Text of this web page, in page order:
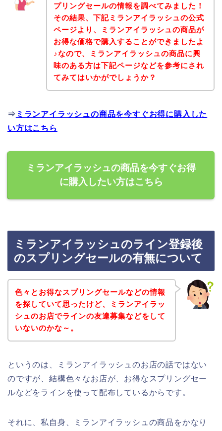
プリングセールの情報を調べてみました！
その結果、下記ミランアイラッシュの公式
ページより、ミランアイラッシュの商品が
お得な価格で購入することができましたよ
♪なので、ミランアイラッシュの商品に興
味のある方は下記ページなどを参考にされ
てみてはいかがでしょうか？
⇒ ミランアイラッシュの商品を今すぐお得に購入した
い方はこちら
ミランアイラッシュの商品を今すぐお得
に購入したい方はこちら
ミランアイラッシュのライン登録後
のスプリングセールの有無について
色々とお得なスプリングセールなどの情報
を探していて思ったけど、ミランアイラッ
シュのお店でラインの友達募集などをして
いないのかな～。
というのは、ミランアイラッシュのお店の話ではない
のですが、結構色々なお店が、お得なスプリングセー
ルなどをラインを使って配布しているからです。
それに、私自身、ミランアイラッシュの商品をかなり